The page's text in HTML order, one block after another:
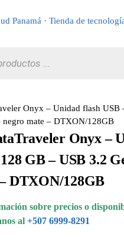
Onyx – Unidad flash USB
negro mate – DTXON/128GB
Onyx –
GB – USB 3.2
DTXON/128GB
sobre precios o
al +507 6999-8291